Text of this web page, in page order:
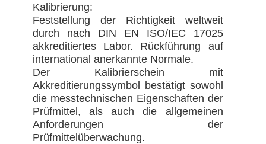
Kalibrierung:
Feststellung der Richtigkeit weltweit
durch nach DIN EN ISO/IEC 17025
akkreditiertes Labor. Rückführung auf
international anerkannte Normale.
Der Kalibrierschein mit
Akkreditierungssymbol bestätigt sowohl
die messtechnischen Eigenschaften der
Prüfmittel, als auch die allgemeinen
Anforderungen der
Prüfmittelüberwachung.